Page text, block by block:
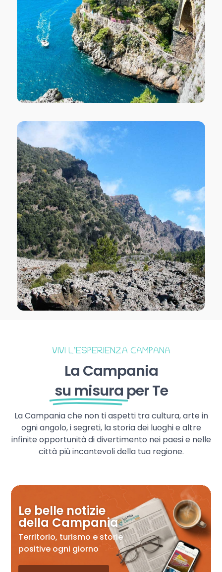
VIVI L’ESPERIENZA CAMPANA
La Campania
su misura per Te
La Campania che non ti aspetti tra cultura, arte in
ogni angolo, i segreti, la storia dei luoghi e altre
infinite opportunità di divertimento nei paesi e nelle
città più incantevoli della tua regione.
Le belle notizie
della Campania
Territorio, turismo e storie
positive ogni giorno